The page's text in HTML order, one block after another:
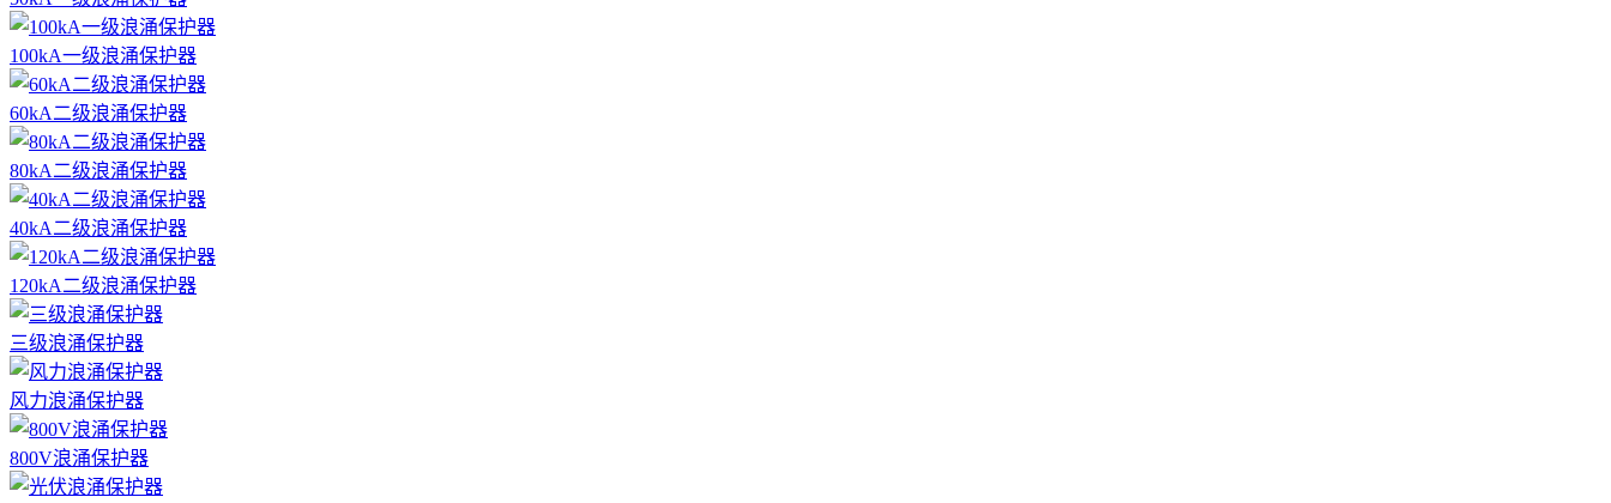
100kA一级浪涌保护器
60kA二级浪涌保护器
80kA二级浪涌保护器
40kA二级浪涌保护器
120kA二级浪涌保护器
三级浪涌保护器
风力浪涌保护器
800V浪涌保护器